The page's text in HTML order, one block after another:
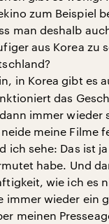
zum Beispiel
man deshalb
aus Korea zu
in Korea gibt es
das
immer wieder
meine Filme
ich sehe: Das ist
habe. Und
wie ich es
immer wieder ein
meinen